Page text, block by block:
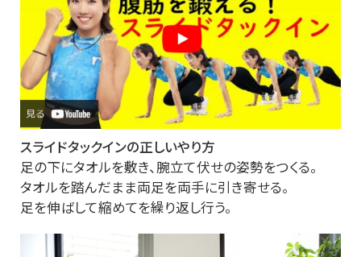
スライドタックインの正しいやり方
足の下にタオルを敷き、腕立て伏せの姿勢をつくる。
タオルを踏んだまま両足を両手に引き寄せる。
足を伸ばして縮めてを繰り返し行う。